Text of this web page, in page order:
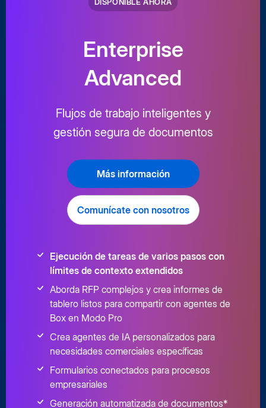
Enterprise
Advanced
Flujos de trabajo inteligentes y
gestión segura de documentos
Más información
Comunícate con nosotros
Ejecución de tareas de varios pasos con
límites de contexto extendidos
Aborda RFP complejos y crea informes de
tablero listos para compartir con agentes de
Box en Modo Pro
Crea agentes de IA personalizados para
necesidades comerciales específicas
Formularios conectados para procesos
empresariales
Generación automatizada de documentos*